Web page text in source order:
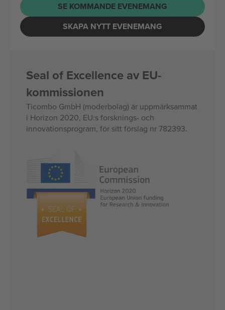
SE KOMMANDE EVENEMANG
SKAPA NYTT EVENEMANG
Seal of Excellence av EU-
kommissionen
Ticombo GmbH (moderbolag) är uppmärksammat
i Horizon 2020, EU:s forsknings- och
innovationsprogram, för sitt förslag nr 782393.